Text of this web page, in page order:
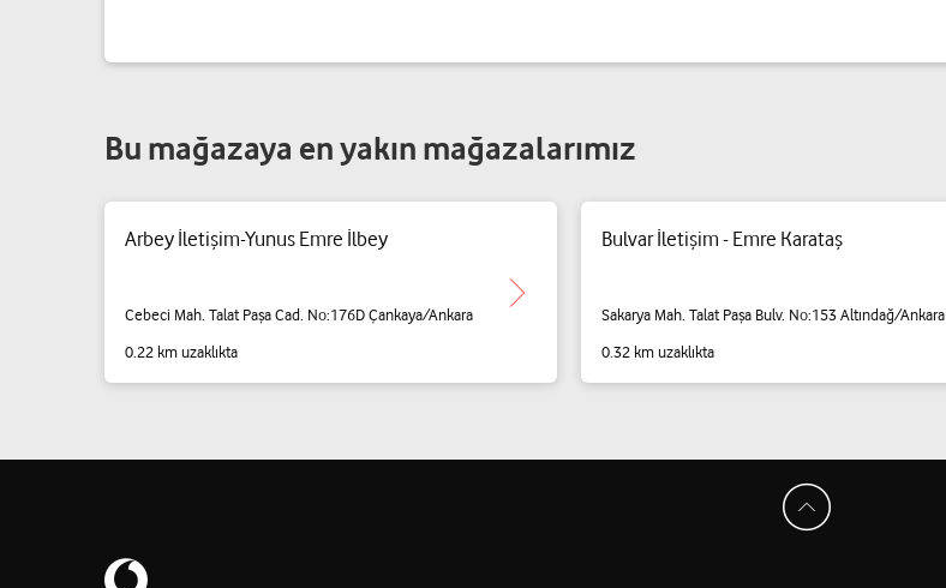
Bu mağazaya en yakın mağazalarımız
Arbey İletişim-Yunus Emre İlbey
Cebeci Mah. Talat Paşa Cad. No:176D Çankaya/Ankara
0.22 km uzaklıkta
Bulvar İletişim - Emre Karataş
Sakarya Mah. Talat Paşa Bulv. No:153 Altındağ/Ankara
0.32 km uzaklıkta